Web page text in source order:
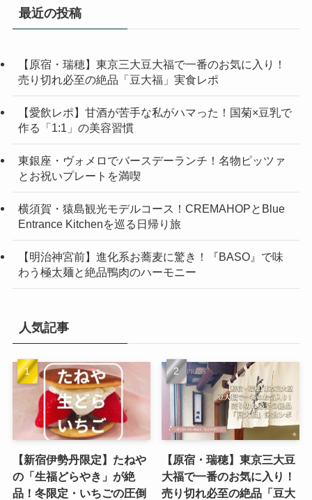
最近の投稿
【原宿・瑞穂】東京三大豆大福で一番のお気に入り！
売り切れ必至の絶品「豆大福」実食レポ
【愛飲レポ】甘酒が苦手な私がハマった！国菊×豆乳で
作る「1:1」の美容習慣
東銀座・ヴォメロでバースデーランチ！名物ピッツァ
とお祝いプレートを満喫
横須賀・猿島観光モデルコース！CREMAHOPとBlue
Entrance Kitchenを巡る日帰り旅
【明治神宮前】進化系お蕎麦に驚き！『BASO』で味
わう極太麺と絶品鴨肉のハーモニー
人気記事
【新宿伊勢丹限定】たねや
の「生福どらやき」が絶
品！冬限定・いちごの圧倒
【原宿・瑞穂】東京三大豆
大福で一番のお気に入り！
売り切れ必至の絶品「豆大